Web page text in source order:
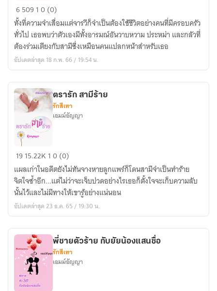
นาย
ตัว
ร้าย
บงการ
รัก
6509 10 (0)
ทั้งที่ความจำเสื่อมแต่จารวีก็จำเป็นต้องใช้ชีวิตอย่างคนที่มีครอบครัว
ทั่วไป เธอพบว่าตัวเองมีทั้งอารมณ์อันวาบหวาม ประหม่า และกลัวที่
ต้องร่วมเตียงกับสามีซึ่งเหมือนคนแปลกหน้าสำหรับเธอ
อัปเดตล่าสุด 18 ก.พ. 66 / 19:54 น.
ตรา
สามี
ร้าย
ตรารัก สามีร้าย
รักสีเทา
เอมม์อัญญา
19 15.22K 10 (0)
แผลเก่าในอดีตยังไม่ทันจางหายลูกแพร์ก็โดนสามีจำเป็นทำร้าย
จิตใจซ้ำอีก...แต่ไม่ว่าจะเจ็บปวดอย่างไรเธอก็ตั้งใจจะเก็บความลับ
นั้นไว้และไม่มีทางให้เขารู้อย่างแน่นอน
อัปเดตล่าสุด 23 ธ.ค. 65 / 19:30 น.
พี่ชายตัวร้าย กับยัยน้องแสนซื่อ
รักสีเทา
เอมม์อัญญา